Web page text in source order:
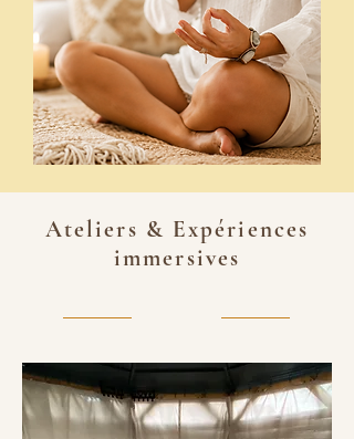
Ateliers & Expériences
immersives